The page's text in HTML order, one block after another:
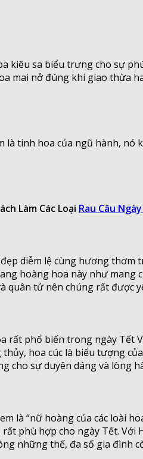
kiêu sa biểu trưng cho sự
mai nở đúng khi giao thừa
là tinh hoa của ngũ hành,
Làm Các Loại Rau Câu
diễm lệ cùng hương thơm
hoàng hoa này như
quân tử nên chúng rất được
rất phổ biến trong ngày Tết
hoa cúc là biểu tượng
cho sự duyên dáng và lòng
là “nữ hoàng của các loài
phù hợp cho ngày Tết.
những thế, đa số gia đình